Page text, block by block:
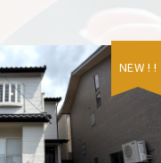
NEW ! !